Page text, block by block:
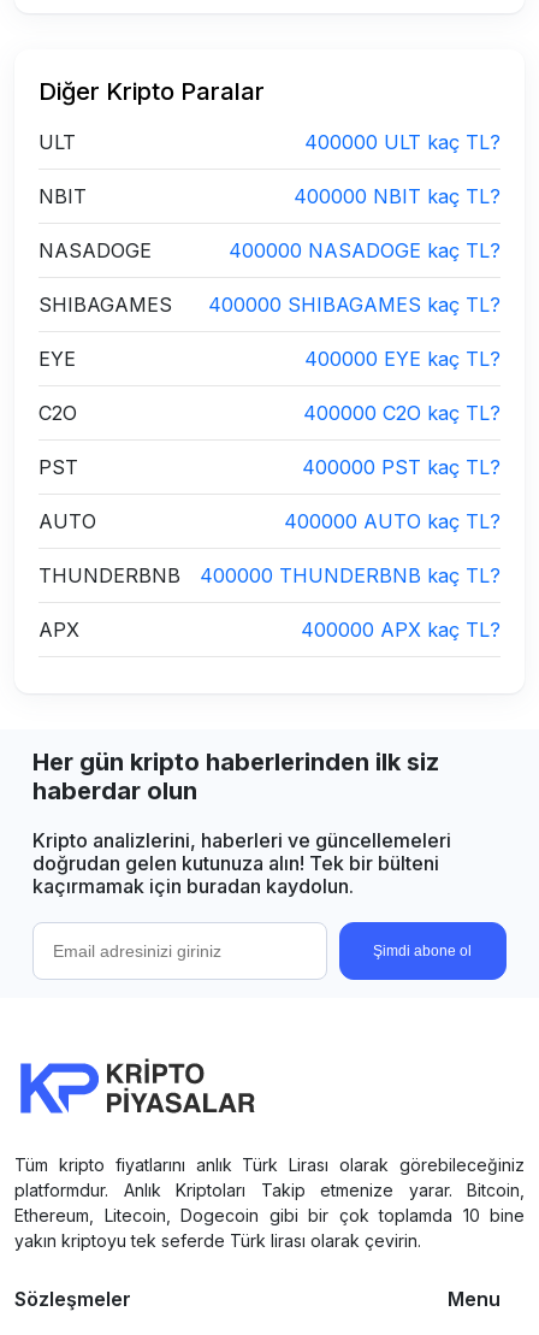
Diğer Kripto Paralar
ULT 400000 ULT kaç TL?
NBIT 400000 NBIT kaç TL?
NASADOGE 400000 NASADOGE kaç TL?
SHIBAGAMES 400000 SHIBAGAMES kaç TL?
EYE 400000 EYE kaç TL?
C2O 400000 C2O kaç TL?
PST 400000 PST kaç TL?
AUTO 400000 AUTO kaç TL?
THUNDERBNB 400000 THUNDERBNB kaç TL?
APX 400000 APX kaç TL?
Her gün kripto haberlerinden ilk siz
haberdar olun
Kripto analizlerini, haberleri ve güncellemeleri
doğrudan gelen kutunuza alın! Tek bir bülteni
kaçırmamak için buradan kaydolun.
Şimdi abone ol
Tüm kripto fiyatlarını anlık Türk Lirası olarak görebileceğiniz
platformdur. Anlık Kriptoları Takip etmenize yarar. Bitcoin,
Ethereum, Litecoin, Dogecoin gibi bir çok toplamda 10 bine
yakın kriptoyu tek seferde Türk lirası olarak çevirin.
Sözleşmeler Menu